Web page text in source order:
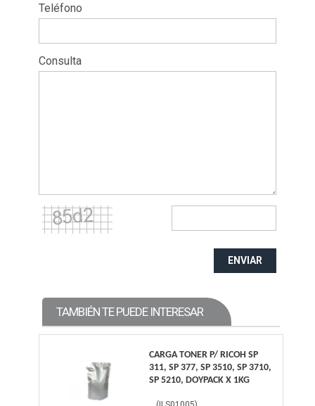
Teléfono
Consulta
ENVIAR
TAMBIÉN TE PUEDE INTERESAR
CARGA TONER P/ RICOH SP
311, SP 377, SP 3510, SP 3710,
SP 5210, DOYPACK X 1KG